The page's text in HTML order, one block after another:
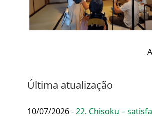
Última atualização
10/07/2026 -22. Chisoku –